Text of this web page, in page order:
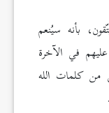
بأنه سيُنعم
في الآخرة
من كلمات الله